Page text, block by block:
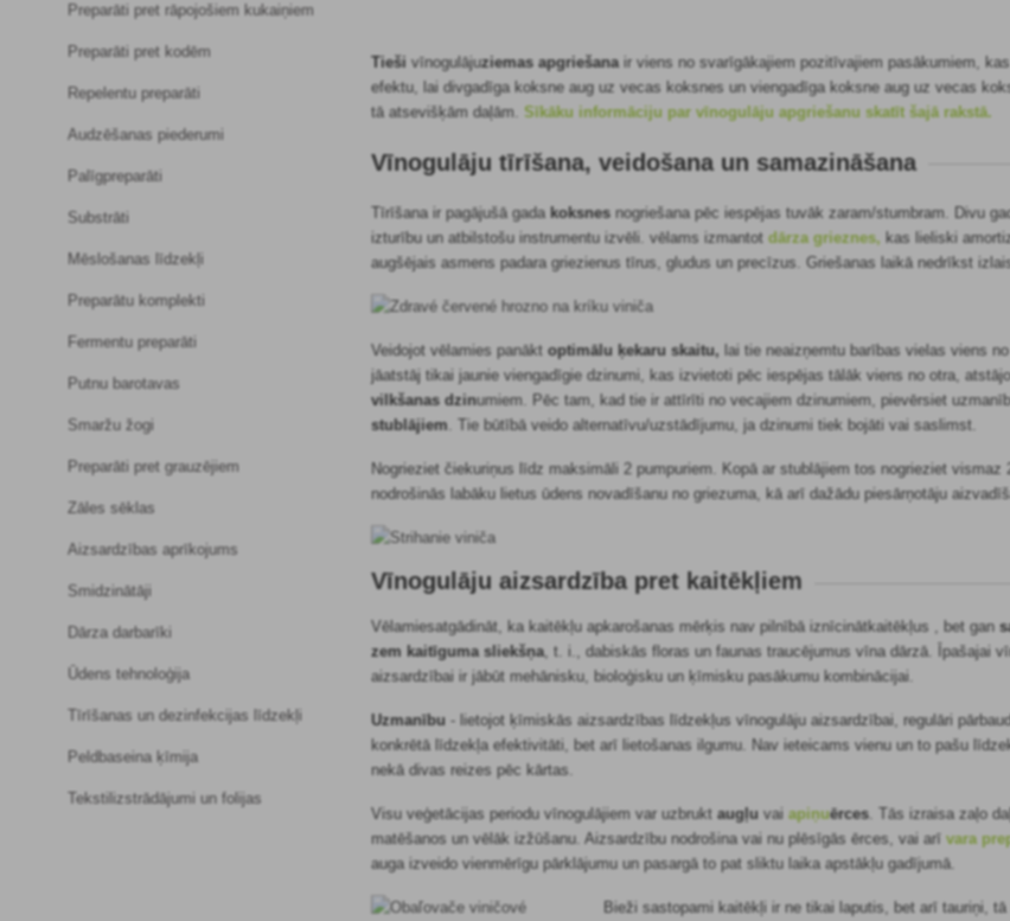
Preparāti pret rāpojošiem kukaiņiem
Preparāti pret kodēm
Repelentu preparāti
Audzēšanas piederumi
Palīgpreparāti
Substrāti
Mēslošanas līdzekļi
Preparātu komplekti
Fermentu preparāti
Putnu barotavas
Smaržu žogi
Preparāti pret grauzējiem
Zāles sēklas
Aizsardzības aprīkojums
Smidzinātāji
Dārza darbarīki
Ūdens tehnoloģija
Tīrīšanas un dezinfekcijas līdzekļi
Peldbaseina ķīmija
Tekstilizstrādājumi un folijas
Tieši vīnogulājuziemas apgriešanair viens no svarīgākajiem pozitīvajiem pasākumiem,
efektu, lai divgadīga koksne aug uz vecas koksnes un viengadīga koksne aug uz vecas
tā atsevišķām daļām.Sīkāku informāciju par vīnogulāju apgriešanu skatīt šajā rakstā.
Vīnogulāju tīrīšana, veidošana un samazināšana
Tīrīšana ir pagājušā gada koksnes nogriešana pēc iespējas tuvāk zaram/stumbram. Divu
izturību un atbilstošu instrumentu izvēli.vēlams izmantotdārza grieznes, kas lieliski
augšējais asmens padara griezienus tīrus, gludus un precīzus. Griešanas laikā nedrīkst
Veidojot vēlamies panāktoptimālu ķekaru skaitu, lai tie neaizņemtu barības vielas viens
jāatstāj tikai jaunie viengadīgie dzinumi, kas izvietoti pēc iespējas tālāk viens no otra,
vilkšanas dzinumiem. Pēc tam, kad tie ir attīrīti no vecajiem dzinumiem, pievērsiet
stublājiem . Tie būtībā veido alternatīvu/uzstādījumu, ja dzinumi tiek bojāti vai saslimst.
Nogrieziet čiekuriņus līdz maksimāli 2 pumpuriem. Kopā ar stublājiem tos nogrieziet
nodrošinās labāku lietus ūdens novadīšanu no griezuma, kā arī dažādu piesārņotāju
Vīnogulāju aizsardzība pret kaitēkļiem
Vēlamiesatgādināt, ka kaitēkļu apkarošanas mērķis navpilnībā iznīcinātkaitēkļus , bet gan
zem kaitīguma sliekšņa, t. i., dabiskās floras un faunas traucējumus vīna dārzā. Īpašajai
aizsardzībai ir jābūt mehānisku, bioloģisku un ķīmisku pasākumu kombinācijai.
Uzmanību - lietojot ķīmiskās aizsardzības līdzekļus vīnogulāju aizsardzībai, regulāri
konkrētā līdzekļa efektivitāti, bet arī lietošanas ilgumu. Nav ieteicams vienu un to pašu
nekā divas reizes pēc kārtas.
Visu veģetācijas periodu vīnogulājiem var uzbruktaugļu vaiapiņuērces. Tās izraisa zaļo
matēšanos un vēlāk izžūšanu. Aizsardzību nodrošina vai nu plēsīgās ērces, vai arīvara
auga izveido vienmērīgu pārklājumu un pasargā to pat sliktu laika apstākļu gadījumā.
Bieži sastopami kaitēkļi ir ne tikai laputis, bet arī tauriņi,